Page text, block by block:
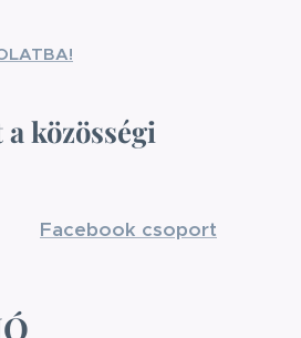
közösségi
Facebook csoport